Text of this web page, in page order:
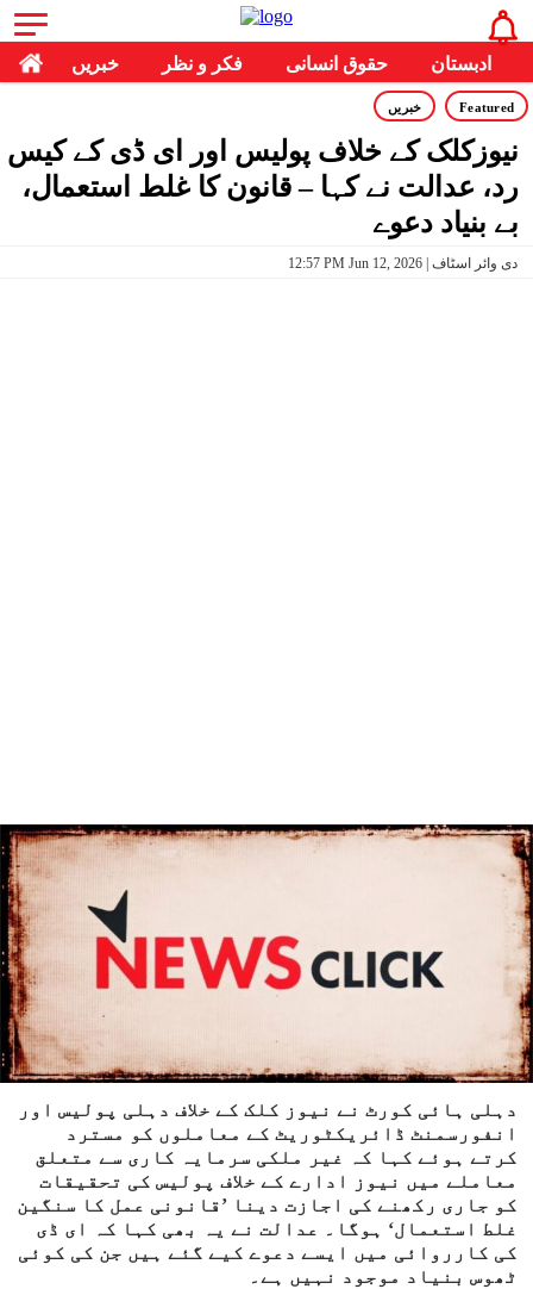
خبریں فکر و نظر حقوق انسانی ادبستان
Featured خبریں
نیوزکلک کے خلاف پولیس اور ای ڈی کے کیس
رد، عدالت نے کہا – قانون کا غلط استعمال،
بے بنیاد دعوے
12:57 PM Jun 12, 2026 | دی وائر اسٹاف
دہلی ہائی کورٹ نے نیوز کلک کے خلاف دہلی پولیس اور
انفورسمنٹ ڈائریکٹوریٹ کے معاملوں کو مسترد
کرتے ہوئے کہا کہ غیر ملکی سرمایہ کاری سے متعلق
معاملے میں نیوز ادارے کے خلاف پولیس کی تحقیقات
کو جاری رکھنے کی اجازت دینا ’قانونی عمل کا سنگین
غلط استعمال‘ ہوگا۔ عدالت نے یہ بھی کہا کہ ای ڈی
کی کارروائی میں ایسے دعوے کیے گئے ہیں جن کی کوئی
ٹھوس بنیاد موجود نہیں ہے۔